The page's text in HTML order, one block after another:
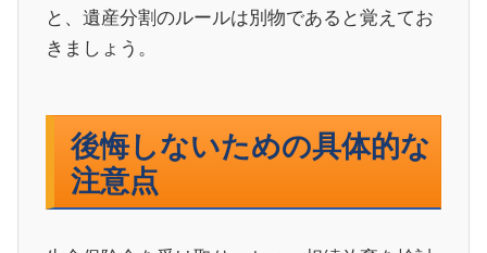
と、遺産分割のルールは別物であると覚えてお
きましょう。
後悔しないための具体的な
注意点